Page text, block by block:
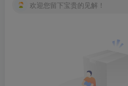
欢迎您留下宝贵的见解！